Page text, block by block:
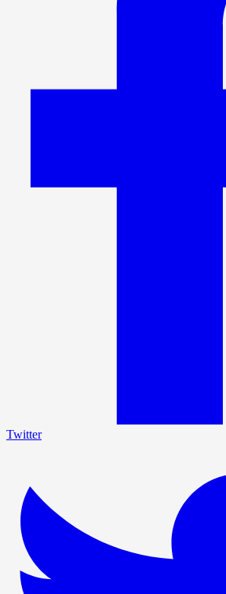
Twitter